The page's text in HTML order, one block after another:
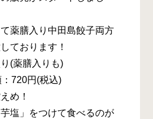
薬膳入り中田島餃子両方
ております！
(薬膳入りも)
720円(税込)
め！
塩」をつけて食べるのが